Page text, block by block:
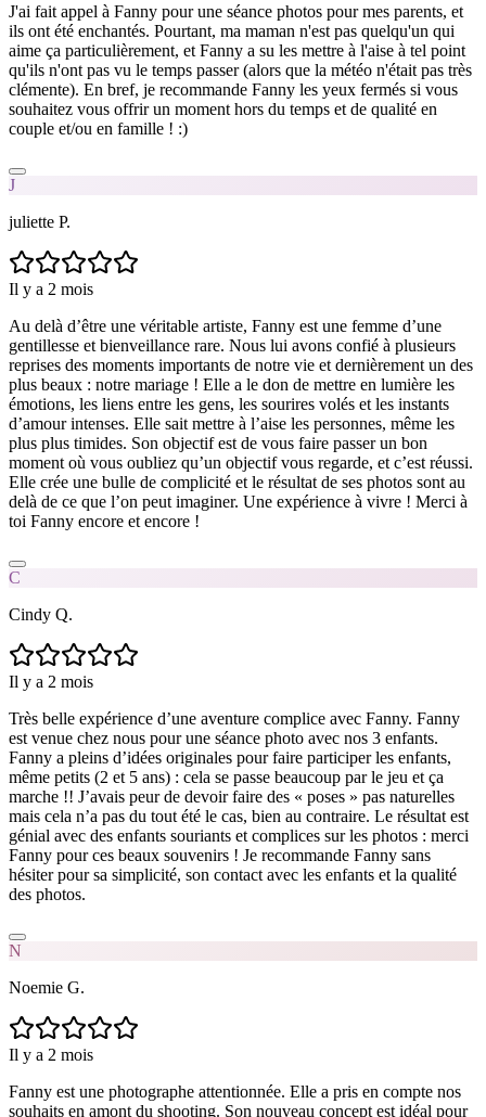
J'ai fait appel à Fanny pour une séance photos pour mes parents, et
ils ont été enchantés. Pourtant, ma maman n'est pas quelqu'un qui
aime ça particulièrement, et Fanny a su les mettre à l'aise à tel point
qu'ils n'ont pas vu le temps passer (alors que la météo n'était pas très
clémente). En bref, je recommande Fanny les yeux fermés si vous
souhaitez vous offrir un moment hors du temps et de qualité en
couple et/ou en famille ! :)
J
juliette P.
Il y a 2 mois
Au delà d’être une véritable artiste, Fanny est une femme d’une
gentillesse et bienveillance rare. Nous lui avons confié à plusieurs
reprises des moments importants de notre vie et dernièrement un des
plus beaux : notre mariage ! Elle a le don de mettre en lumière les
émotions, les liens entre les gens, les sourires volés et les instants
d’amour intenses. Elle sait mettre à l’aise les personnes, même les
plus plus timides. Son objectif est de vous faire passer un bon
moment où vous oubliez qu’un objectif vous regarde, et c’est réussi.
Elle crée une bulle de complicité et le résultat de ses photos sont au
delà de ce que l’on peut imaginer. Une expérience à vivre ! Merci à
toi Fanny encore et encore !
C
Cindy Q.
Il y a 2 mois
Très belle expérience d’une aventure complice avec Fanny. Fanny
est venue chez nous pour une séance photo avec nos 3 enfants.
Fanny a pleins d’idées originales pour faire participer les enfants,
même petits (2 et 5 ans) : cela se passe beaucoup par le jeu et ça
marche !! J’avais peur de devoir faire des « poses » pas naturelles
mais cela n’a pas du tout été le cas, bien au contraire. Le résultat est
génial avec des enfants souriants et complices sur les photos : merci
Fanny pour ces beaux souvenirs ! Je recommande Fanny sans
hésiter pour sa simplicité, son contact avec les enfants et la qualité
des photos.
N
Noemie G.
Il y a 2 mois
Fanny est une photographe attentionnée. Elle a pris en compte nos
souhaits en amont du shooting. Son nouveau concept est idéal pour